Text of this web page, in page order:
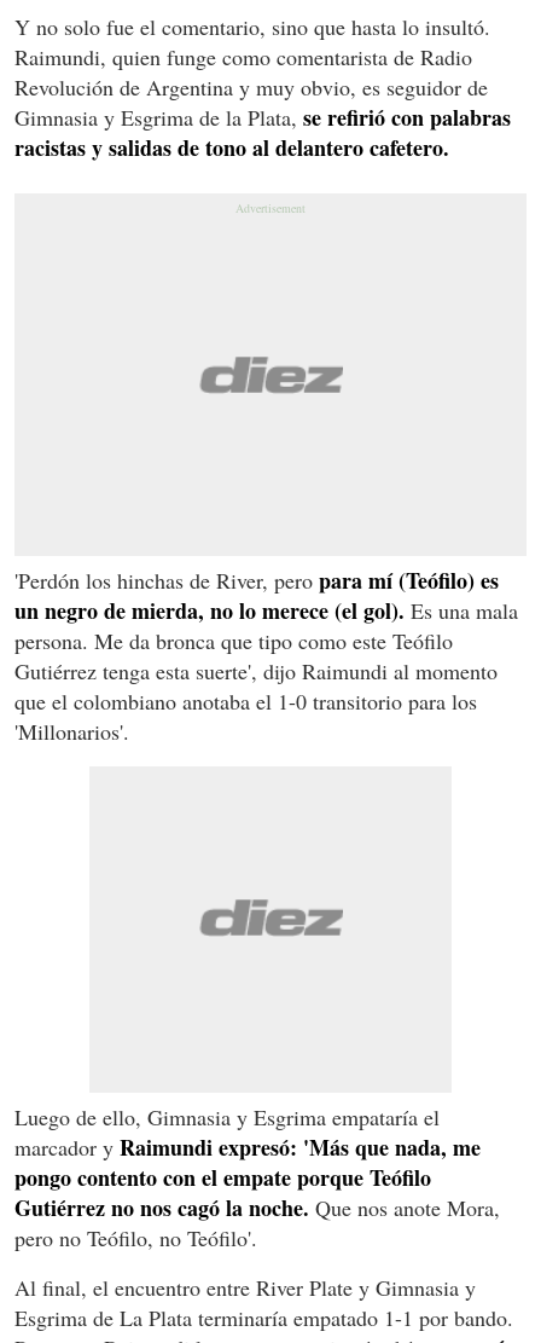
Y no solo fue el comentario, sino que hasta lo insultó.
Raimundi, quien funge como comentarista de Radio
Revolución de Argentina y muy obvio, es seguidor de
Gimnasia y Esgrima de la Plata, se refirió con palabras
racistas y salidas de tono al delantero cafetero.
'Perdón los hinchas de River, pero para mí (Teófilo) es
un negro de mierda, no lo merece (el gol). Es una mala
persona. Me da bronca que tipo como este Teófilo
Gutiérrez tenga esta suerte', dijo Raimundi al momento
que el colombiano anotaba el 1-0 transitorio para los
'Millonarios'.
Luego de ello, Gimnasia y Esgrima empataría el
marcador y Raimundi expresó: 'Más que nada, me
pongo contento con el empate porque Teófilo
Gutiérrez no nos cagó la noche. Que nos anote Mora,
pero no Teófilo, no Teófilo'.
Al final, el encuentro entre River Plate y Gimnasia y
Esgrima de La Plata terminaría empatado 1-1 por bando.